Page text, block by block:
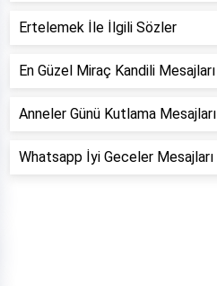
Ertelemek İle İlgili Sözler
En Güzel Miraç Kandili Mesajları
Anneler Günü Kutlama Mesajları
Whatsapp İyi Geceler Mesajları